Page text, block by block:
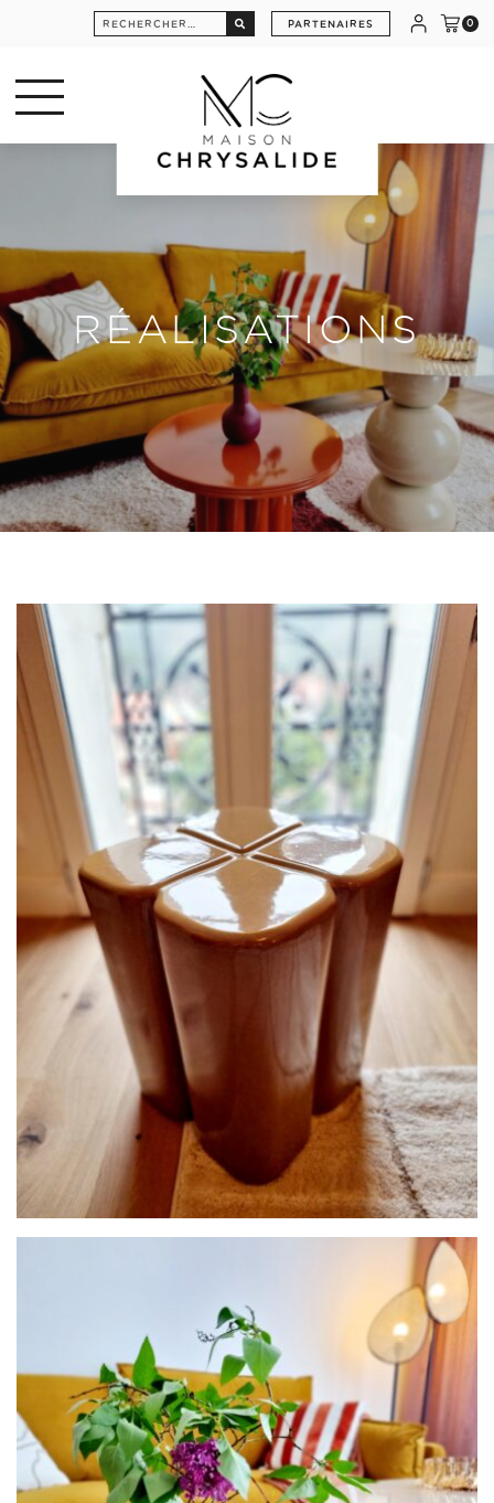
Rechercher : PARTENAIRES 0
RÉALISATIONS